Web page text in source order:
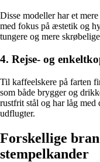
Disse modeller har et
med fokus på æstetik og
tungere og mere
4. Rejse- og
Til kaffeelskere på farten
som både brygger og
rustfrit stål og har låg
udflugter.
Forskellige
stempelkander